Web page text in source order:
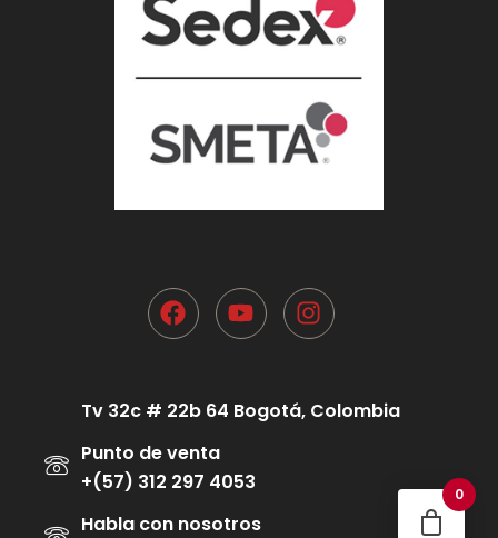
Tv 32c # 22b 64 Bogotá, Colombia
Punto de venta
+(57) 312 297 4053
Habla con nosotros
0